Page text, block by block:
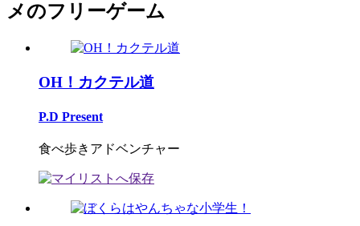
メのフリーゲーム
OH！カクテル道
P.D Present
食べ歩きアドベンチャー